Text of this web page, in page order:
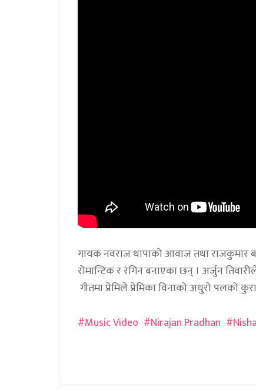
गायक नवराज थापाको आवाज तथा राजकुमार
रोमान्टिक र रंगिन बनाएका छन् । अर्जुन
गीतमा प्रेमिले प्रेमिका विनाको अधुरो पलको
Music Video
Nirajan Pradhan